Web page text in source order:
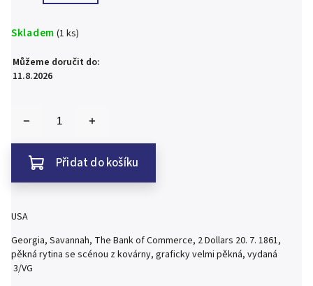
Skladem (1 ks)
Můžeme doručit do:
11.8.2026
Přidat do košíku
USA
Georgia, Savannah, The Bank of Commerce, 2 Dollars 20. 7. 1861,
pěkná rytina se scénou z kovárny, graficky velmi pěkná, vydaná
3/VG